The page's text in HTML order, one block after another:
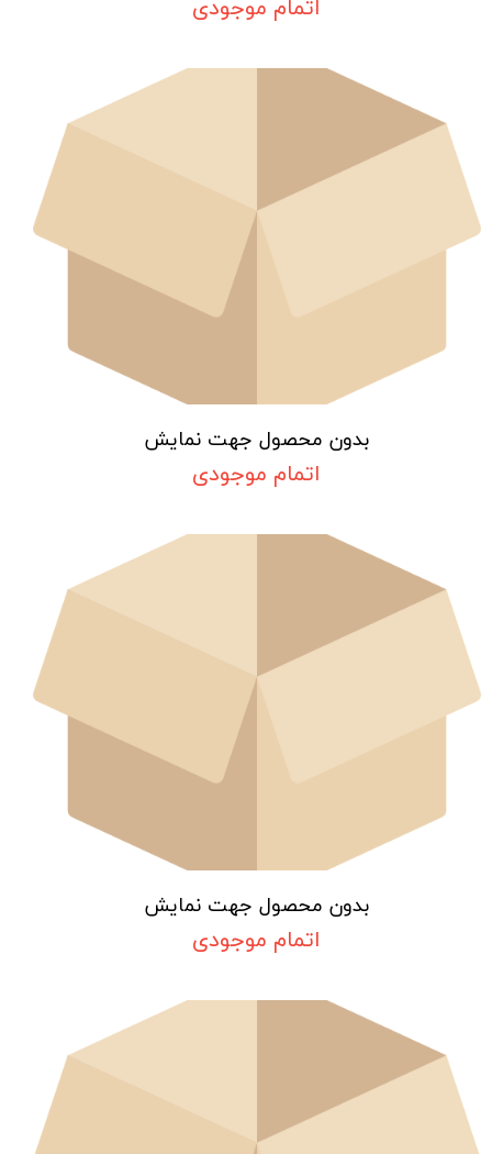
اتمام موجودی
بدون محصول جهت نمایش
اتمام موجودی
بدون محصول جهت نمایش
اتمام موجودی